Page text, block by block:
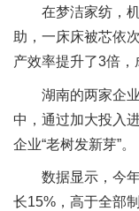
在梦洁家纺，
助，一床床被芯依
产效率提升了3倍，
湖南的两家企
中，通过加大投入
企业“老树发新芽”。
数据显示，今
长15%，高于全部